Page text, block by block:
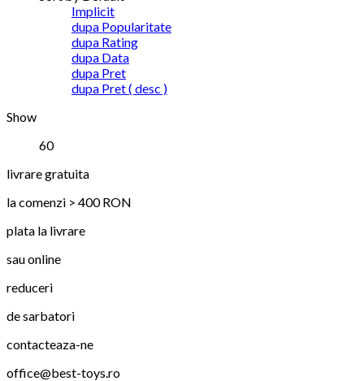
Implicit
dupa Popularitate
dupa Rating
dupa Data
dupa Pret
dupa Pret ( desc )
Show
60
livrare gratuita
la comenzi > 400 RON
plata la livrare
sau online
reduceri
de sarbatori
contacteaza-ne
office@best-toys.ro